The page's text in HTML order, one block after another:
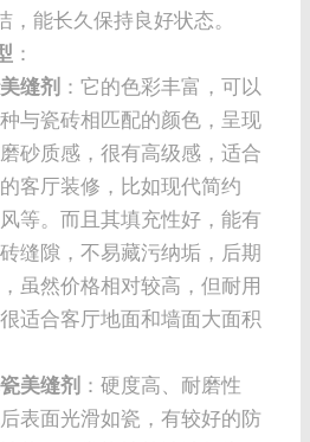
，能长久保持良好状态。
：
缝剂 ：它的色彩丰富，可以
与瓷砖相匹配的颜色，呈现
砂质感，很有高级感，适合
客厅装修，比如现代简约
等。而且其填充性好，能有
缝隙，不易藏污纳垢，后期
虽然价格相对较高，但耐用
适合客厅地面和墙面大面积
美缝剂 ：硬度高、耐磨性
表面光滑如瓷，有较好的防